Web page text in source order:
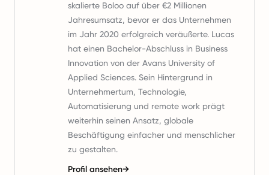
skalierte Boloo auf über €2 Millionen
Jahresumsatz, bevor er das Unternehmen
im Jahr 2020 erfolgreich veräußerte. Lucas
hat einen Bachelor-Abschluss in Business
Innovation von der Avans University of
Applied Sciences. Sein Hintergrund in
Unternehmertum, Technologie,
Automatisierung und remote work prägt
weiterhin seinen Ansatz, globale
Beschäftigung einfacher und menschlicher
zu gestalten.
Profil ansehen→